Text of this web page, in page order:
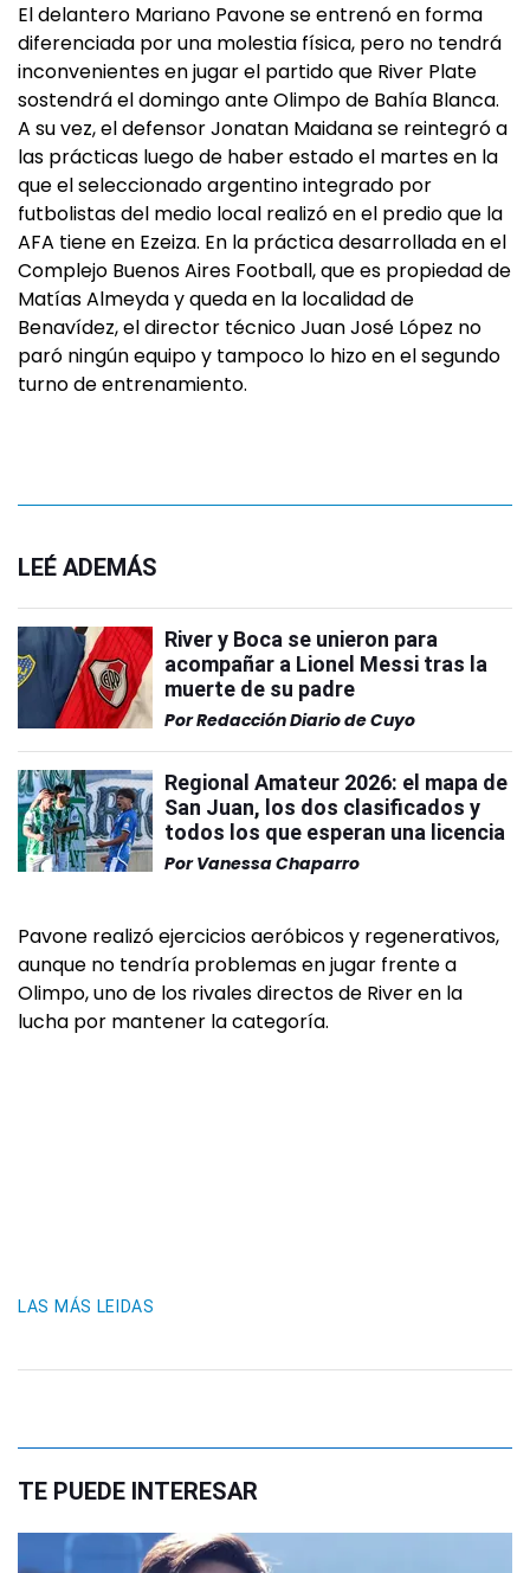
El delantero Mariano Pavone se entrenó en forma
diferenciada por una molestia física, pero no tendrá
inconvenientes en jugar el partido que River Plate
sostendrá el domingo ante Olimpo de Bahía Blanca.
A su vez, el defensor Jonatan Maidana se reintegró a
las prácticas luego de haber estado el martes en la
que el seleccionado argentino integrado por
futbolistas del medio local realizó en el predio que la
AFA tiene en Ezeiza. En la práctica desarrollada en el
Complejo Buenos Aires Football, que es propiedad de
Matías Almeyda y queda en la localidad de
Benavídez, el director técnico Juan José López no
paró ningún equipo y tampoco lo hizo en el segundo
turno de entrenamiento.
LEÉ ADEMÁS
River y Boca se unieron para
acompañar a Lionel Messi tras la
muerte de su padre
PorRedacción Diario de Cuyo
Regional Amateur 2026: el mapa de
San Juan, los dos clasificados y
todos los que esperan una licencia
Por Vanessa Chaparro
Pavone realizó ejercicios aeróbicos y regenerativos,
aunque no tendría problemas en jugar frente a
Olimpo, uno de los rivales directos de River en la
lucha por mantener la categoría.
LAS MÁS LEIDAS
TE PUEDE INTERESAR